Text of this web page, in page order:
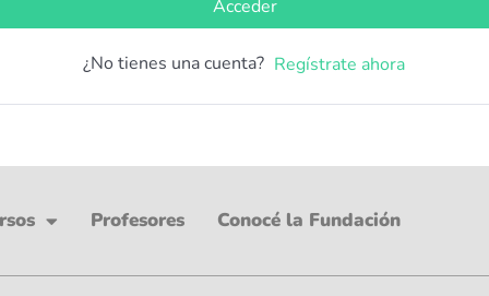
Acceder
¿No tienes una cuenta? Regístrate ahora
Profesores Conocé la Fundación